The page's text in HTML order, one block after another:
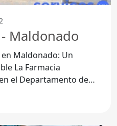
Maldonado
Maldonado: Un
el Departamento de